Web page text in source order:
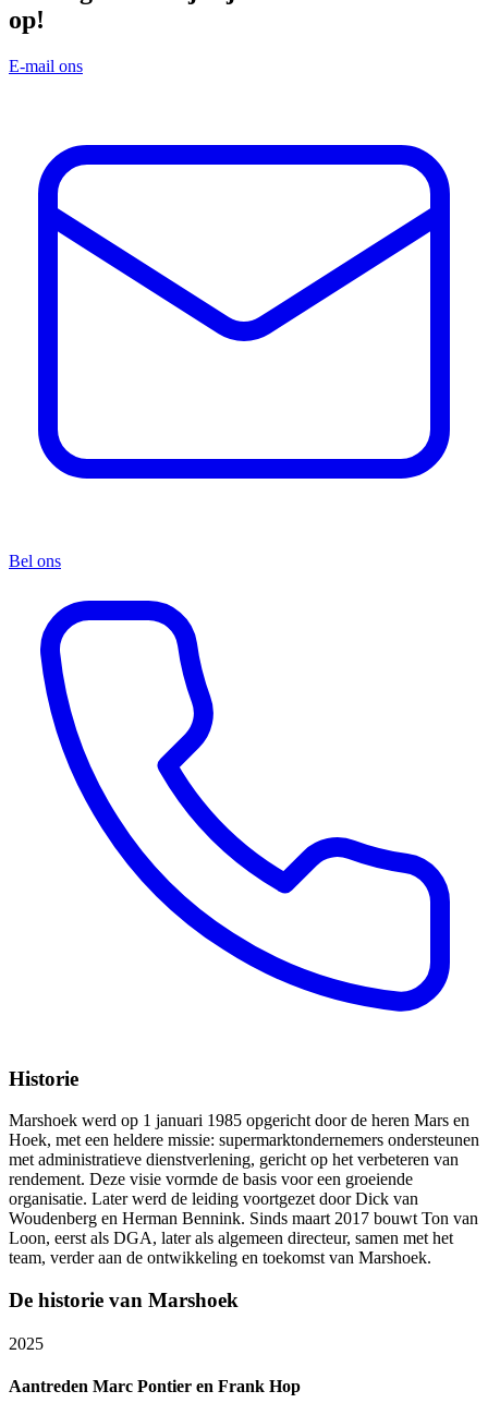
op!
E-mail ons
Bel ons
Historie
Marshoek werd op 1 januari 1985 opgericht door de heren Mars en
Hoek, met een heldere missie: supermarktondernemers ondersteunen
met administratieve dienstverlening, gericht op het verbeteren van
rendement. Deze visie vormde de basis voor een groeiende
organisatie. Later werd de leiding voortgezet door Dick van
Woudenberg en Herman Bennink. Sinds maart 2017 bouwt Ton van
Loon, eerst als DGA, later als algemeen directeur, samen met het
team, verder aan de ontwikkeling en toekomst van Marshoek.
De historie van Marshoek
2025
Aantreden Marc Pontier en Frank Hop